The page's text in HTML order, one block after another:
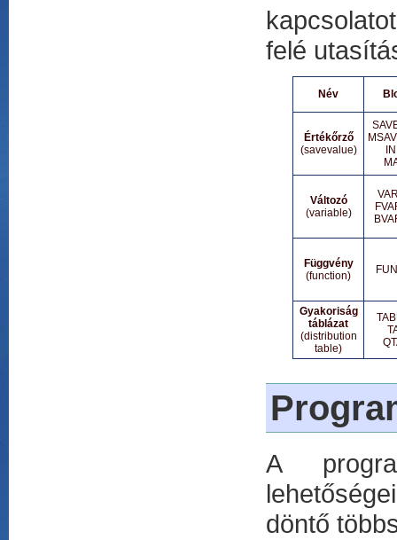
felé
Név
Értékőrző
(savevalue)
Változó
(variable)
Függvény
(function)
Gyakoriság
táblázat
(distribution
table)
A
döntő